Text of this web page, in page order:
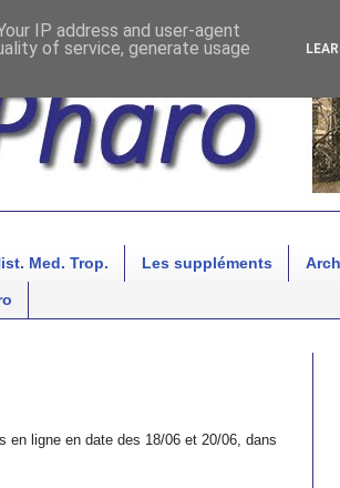
Med. Trop. Les suppléments
en ligne en date des 18/06 et 20/06, dans
IP address and user-agent
of service, generate usage